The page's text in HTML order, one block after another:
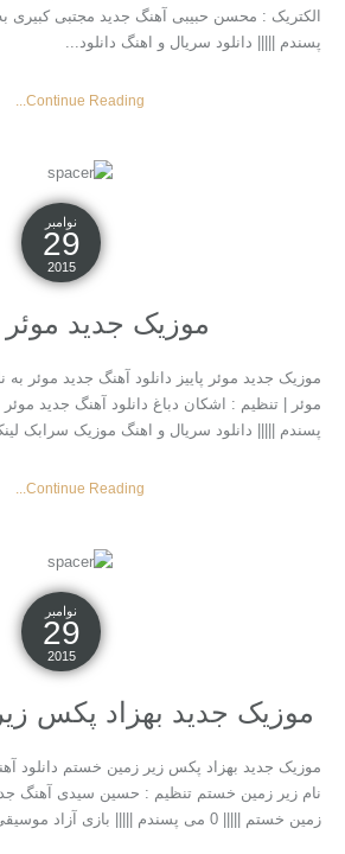
پسندم ||||| دانلود سریال و اهنگ دانلود...
Continue Reading...
نوامبر
29
2015
موزیک جدید موئر
موزیک جدید موئر پاییز دانلود آهنگ جدید موئر به
پسندم ||||| دانلود سریال و اهنگ موزیک سرابک
Continue Reading...
نوامبر
29
2015
موزیک جدید بهزاد پکس
موزیک جدید بهزاد پکس زیر زمین خستم دانلود
نام زیر زمین خستم تنظیم : حسین سیدی آهنگ
زمین خستم ||||| 0 می پسندم ||||| بازی آزاد موسیقی روزبک لینک